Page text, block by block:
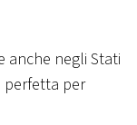
anche negli Stati
perfetta per